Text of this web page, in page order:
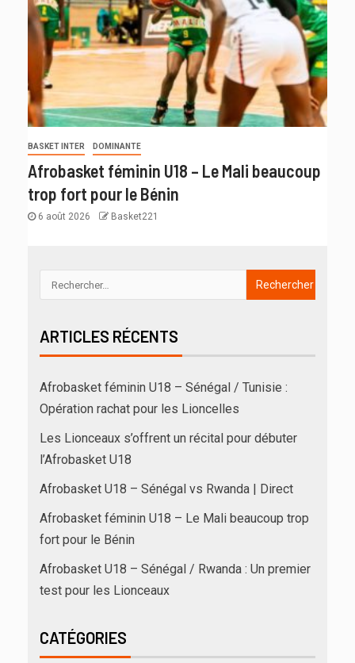
BASKET INTER DOMINANTE
Afrobasket féminin U18 – Le Mali beaucoup
trop fort pour le Bénin
6 août 2026 Basket221
ARTICLES RÉCENTS
Afrobasket féminin U18 – Sénégal / Tunisie :
Opération rachat pour les Lioncelles
Les Lionceaux s’offrent un récital pour débuter
l’Afrobasket U18
Afrobasket U18 – Sénégal vs Rwanda | Direct
Afrobasket féminin U18 – Le Mali beaucoup trop
fort pour le Bénin
Afrobasket U18 – Sénégal / Rwanda : Un premier
test pour les Lionceaux
CATÉGORIES